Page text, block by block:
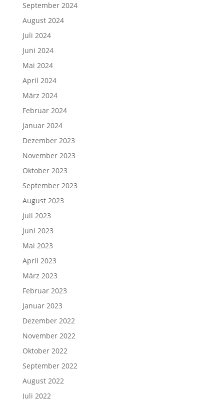
September 2024
August 2024
Juli 2024
Juni 2024
Mai 2024
April 2024
März 2024
Februar 2024
Januar 2024
Dezember 2023
November 2023
Oktober 2023
September 2023
August 2023
Juli 2023
Juni 2023
Mai 2023
April 2023
März 2023
Februar 2023
Januar 2023
Dezember 2022
November 2022
Oktober 2022
September 2022
August 2022
Juli 2022